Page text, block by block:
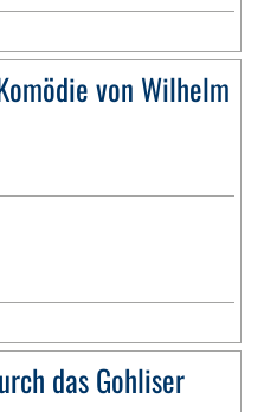
von Wilhelm
das Gohliser